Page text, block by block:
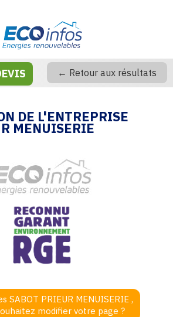
← Retour aux résultats
DE L'ENTREPRISE
MENUISERIE
SABOT PRIEUR MENUISERIE ,
modifier votre page ?